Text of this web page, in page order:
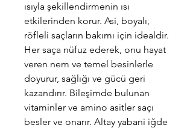
ısıyla şekillendirmenin ısı
etkilerinden korur. Asi, boyalı,
röfleli saçların bakımı için idealdir.
Her saça nüfuz ederek, onu hayat
veren nem ve temel besinlerle
doyurur, sağlığı ve gücü geri
kazandırır. Bileşimde bulunan
vitaminler ve amino asitler saçı
besler ve onarır. Altay yabani iğde